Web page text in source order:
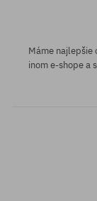
Máme najlepšie
inom e-shope a